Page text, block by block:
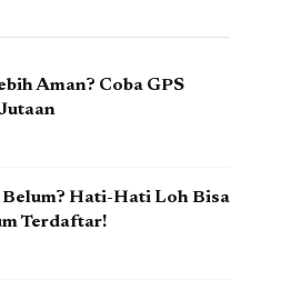
Aman? Coba GPS
Hati-Hati Loh Bisa
Terdaftar!